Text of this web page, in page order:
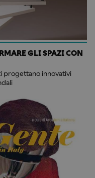
GLI SPAZI CON
progettano innovativi